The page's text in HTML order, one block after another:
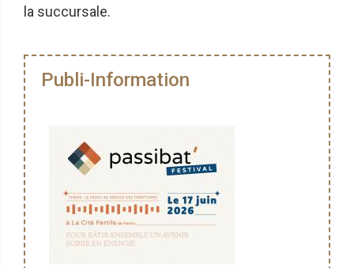
la succursale.
Publi-Information